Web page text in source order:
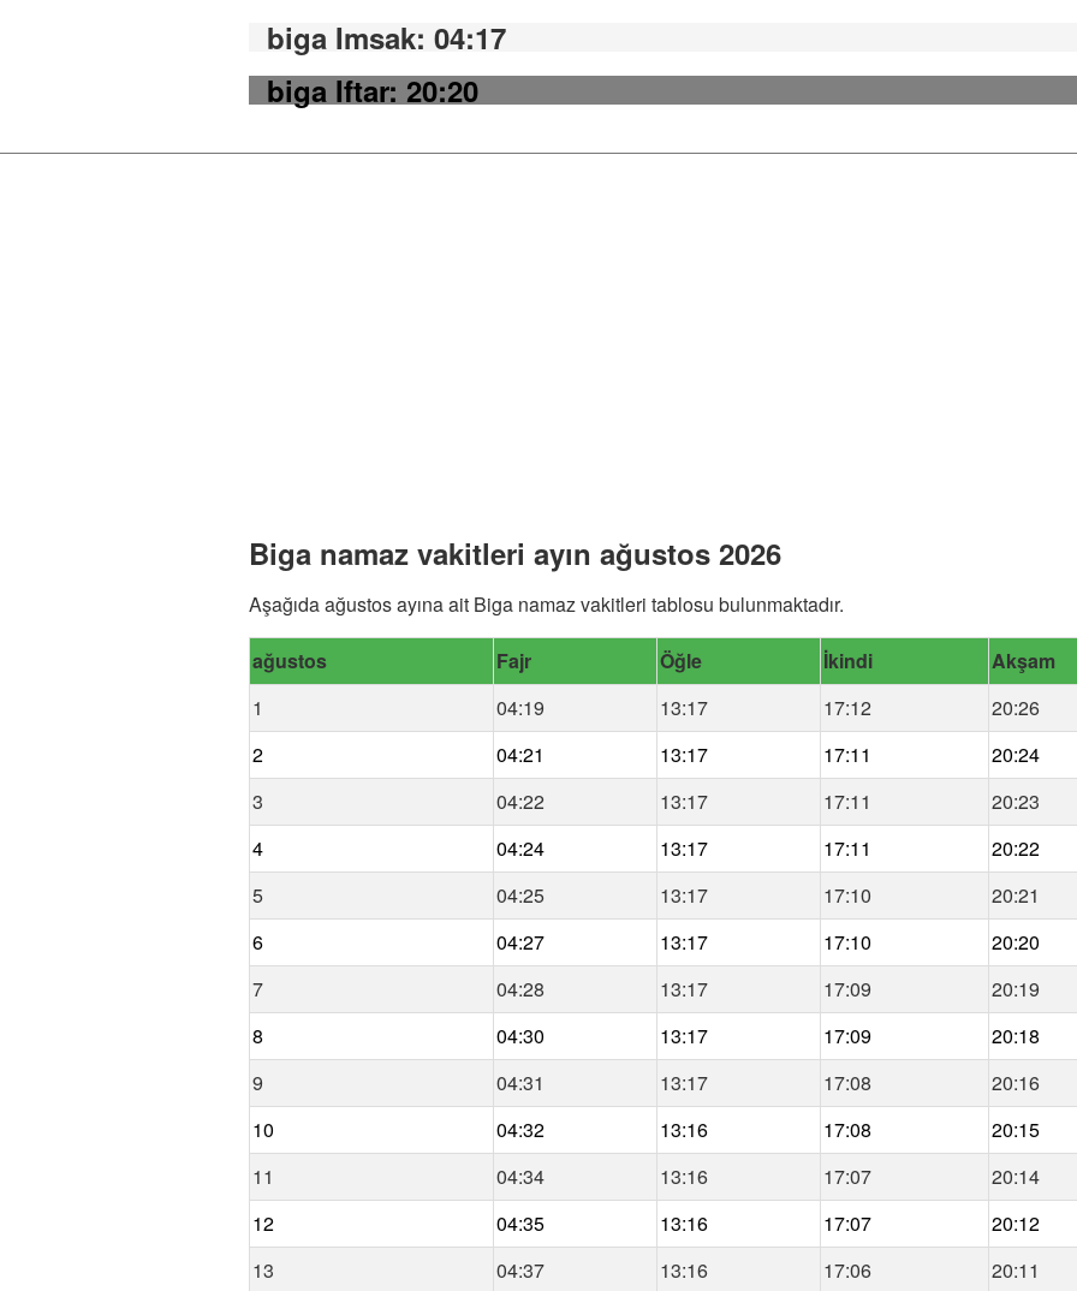
biga Imsak: 04:17
biga Iftar: 20:20
Biga namaz vakitleri ayın ağustos 2026
Aşağıda ağustos ayına ait Biga namaz vakitleri tablosu bulunmaktadır.
ağustos Fajr Öğle İkindi Akşam
1
04:19 13:17 17:12 20:26
2
04:21 13:17 17:11 20:24
3
04:22 13:17 17:11 20:23
4
04:24 13:17 17:11 20:22
5
04:25 13:17 17:10 20:21
6
04:27 13:17 17:10 20:20
7
04:28 13:17 17:09 20:19
8
04:30 13:17 17:09 20:18
9
04:31 13:17 17:08 20:16
10
04:32 13:16 17:08 20:15
11
04:34 13:16 17:07 20:14
12
04:35 13:16 17:07 20:12
13
04:37 13:16 17:06 20:11